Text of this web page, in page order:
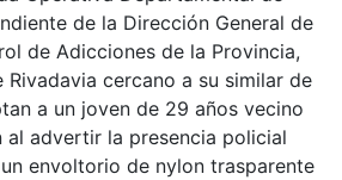
de la Dirección General de
de Adicciones de la Provincia,
cercano a su similar de
a un joven de 29 años vecino
al advertir la presencia policial
envoltorio de nylon trasparente